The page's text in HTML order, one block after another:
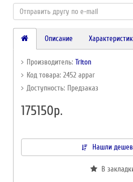
Описание
Производитель:Triton
Код товара: 2452 appar
Доступность: Предзаказ
175150р.
Нашли
В